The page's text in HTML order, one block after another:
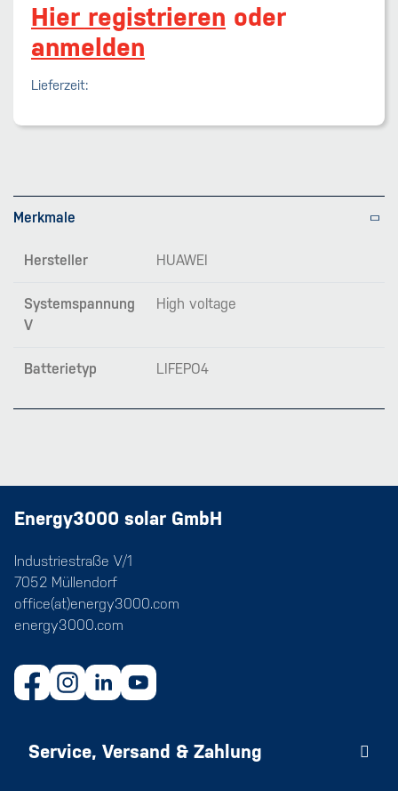
Hier registrieren oder
anmelden
Lieferzeit:
Merkmale
Hersteller HUAWEI
Systemspannung
V
High voltage
Batterietyp LIFEPO4
Energy3000 solar GmbH
Industriestraße V/1
7052 Müllendorf
office(at)energy3000.com
energy3000.com
Service, Versand & Zahlung